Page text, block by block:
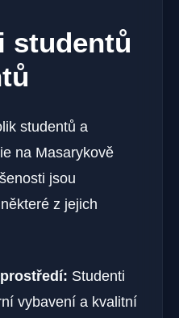
studentů
studentů a
na Masarykově
jsou
z jejich
Studenti
vybavení a kvalitní